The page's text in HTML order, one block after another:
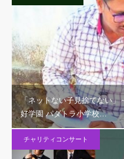
「ネットない子見捨てない
好学園 パダトラ小学校…
チャリティコンサート